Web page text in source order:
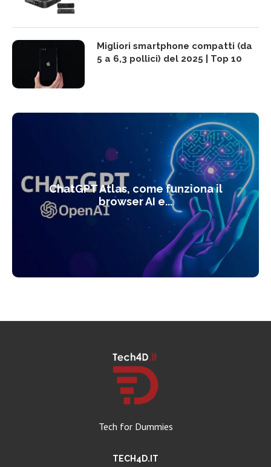
Migliori smartphone compatti (da
5 a 6,3 pollici) del 2025 | Top 10
ChatGPT Atlas, come funziona il
browser AI e...
Tech for Dummies
TECH4D.IT